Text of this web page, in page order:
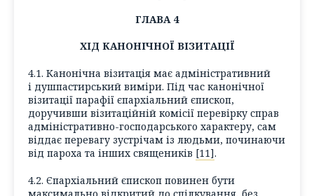
ГЛАВА 4
ХІД КАНОНІЧНОЇ ВІЗИТАЦІЇ
4.1. Канонічна візитація має адміністративний
і душпастирський виміри. Під час канонічної
візитації парафії єпархіальний єпископ,
доручивши візитаційній комісії перевірку справ
адміністративно-господарського характеру, сам
віддає перевагу зустрічам із людьми, починаючи
від пароха та інших священиків [11].
4.2. Єпархіальний єпископ повинен бути
максимально відкритий до спілкування, без